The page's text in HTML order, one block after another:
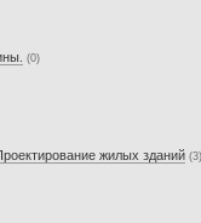
(0)
жилых зданий (3)